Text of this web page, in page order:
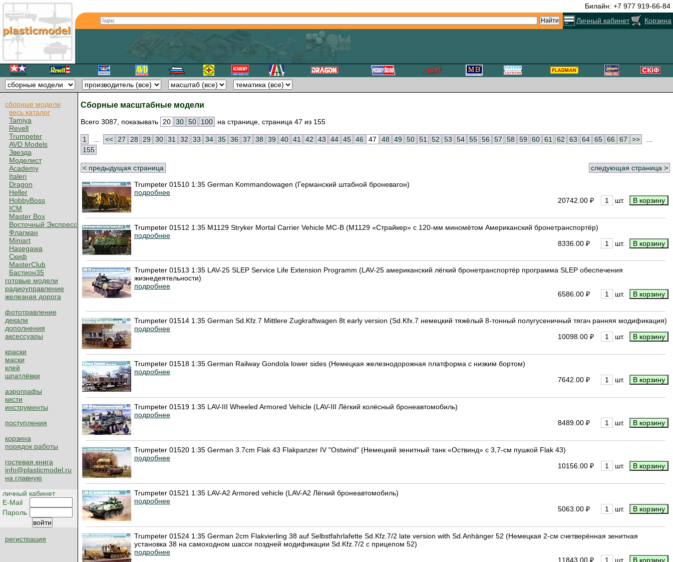
Билайн: +7 977 919-66-84
Личный кабинет
Корзина
сборные модели
весь каталог
Tamiya
Revell
Trumpeter
AVD Models
Звезда
Моделист
Academy
Italeri
Dragon
Heller
HobbyBoss
ICM
Master Box
Восточный Экспресс
Флагман
Miniart
Hasegawa
Скиф
MasterClub
Бастион35
готовые модели
радиоуправление
железная дорога
фототравление
декали
дополнения
аксессуары
краски
маски
клей
шпатлёвки
аэрографы
кисти
инструменты
поступления
корзина
порядок работы
гостевая книга
info@plasticmodel.ru
на главную
личный кабинет
E-Mail
Пароль
регистрация
Сборные масштабные модели
Всего 3087, показывать 20 30 50 100 на странице, страница 47 из 155
1 << 27 28 29 30 31 32 33 34 35 36 37 38 39 40 41 42 43 44 45 46 47 48 49 50 51 52 53 54 55 56 57 58 59 60 61 62 63 64 65 66 67 >>
155
< предыдущая страница следующая страница >
Trumpeter 01510 1:35 German Kommandowagen (Германский штабной броневагон)
подробнее
20742.00 ₽
шт.
Trumpeter 01512 1:35 M1129 Stryker Mortal Carrier Vehicle MC-B (M1129 «Страйкер» с 120-мм миномётом Американский бронетранспортёр)
подробнее
8336.00 ₽
шт.
Trumpeter 01513 1:35 LAV-25 SLEP Service Life Extension Programm (LAV-25 американский лёгкий бронетранспортёр программа SLEP обеспечения
жизнедеятельности)
подробнее
6586.00 ₽
шт.
Trumpeter 01514 1:35 German Sd.Kfz.7 Mittlere Zugkraftwagen 8t early version (Sd.Kfx.7 немецкий тяжёлый 8-тонный полугусеничный тягач ранняя модификация)
подробнее
10098.00 ₽
шт.
Trumpeter 01518 1:35 German Railway Gondola lower sides (Немецкая железнодорожная платформа с низким бортом)
подробнее
7642.00 ₽
шт.
Trumpeter 01519 1:35 LAV-III Wheeled Armored Vehicle (LAV-III Лёгкий колёсный бронеавтомобиль)
подробнее
8489.00 ₽
шт.
Trumpeter 01520 1:35 German 3.7cm Flak 43 Flakpanzer IV "Ostwind" (Немецкий зенитный танк «Оствинд» с 3,7-см пушкой Flak 43)
подробнее
10156.00 ₽
шт.
Trumpeter 01521 1:35 LAV-A2 Armored vehicle (LAV-A2 Лёгкий бронеавтомобиль)
подробнее
5063.00 ₽
шт.
Trumpeter 01524 1:35 German 2cm Flakvierling 38 auf Selbstfahrlafette Sd.Kfz.7/2 late version with Sd.Anhänger 52 (Немецкая 2-см счетверённая зенитная
установка 38 на самоходном шасси поздней модификации Sd.Kfz.7/2 с прицепом 52)
подробнее
11843.00 ₽
шт.